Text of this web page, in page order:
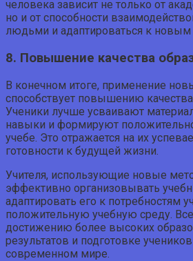
человека зависит не только от
но и от способности
людьми и адаптироваться к новым
8. Повышение качества
В конечном итоге, применение
способствует повышению
Ученики лучше усваивают
навыки и формируют
учебе. Это отражается на их
готовности к будущей жизни.
Учителя, использующие новые
эффективно организовывать
адаптировать его к потребностям
положительную учебную среду. Все
достижению более высоких
результатов и подготовке
современном мире.